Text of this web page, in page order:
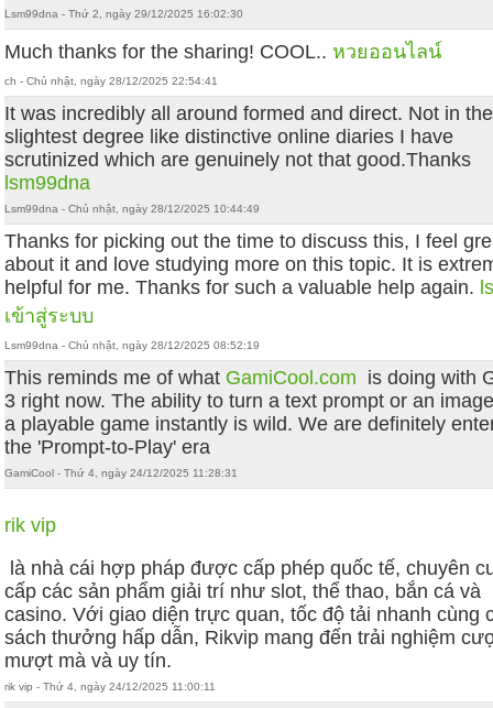
Lsm99dna - Thứ 2, ngày 29/12/2025 16:02:30
Much thanks for the sharing! COOL.. หวยออนไลน์
ch - Chủ nhật, ngày 28/12/2025 22:54:41
It was incredibly all around formed and direct. Not in the
slightest degree like distinctive online diaries I have
scrutinized which are genuinely not that good.Thanks
lsm99dna
Lsm99dna - Chủ nhật, ngày 28/12/2025 10:44:49
Thanks for picking out the time to discuss this, I feel
about it and love studying more on this topic. It is
helpful for me. Thanks for such a valuable help again.
เข้าสู่ระบบ
Lsm99dna - Chủ nhật, ngày 28/12/2025 08:52:19
This reminds me of what GamiCool.com is doing with
3 right now. The ability to turn a text prompt or an
a playable game instantly is wild. We are definitely
the 'Prompt-to-Play' era
GamiCool - Thứ 4, ngày 24/12/2025 11:28:31
rik vip
là nhà cái hợp pháp được cấp phép quốc tế, chuyên
cấp các sản phẩm giải trí như slot, thể thao, bắn cá và
casino. Với giao diện trực quan, tốc độ tải nhanh cùng
sách thưởng hấp dẫn, Rikvip mang đến trải nghiệm
mượt mà và uy tín.
rik vip - Thứ 4, ngày 24/12/2025 11:00:11